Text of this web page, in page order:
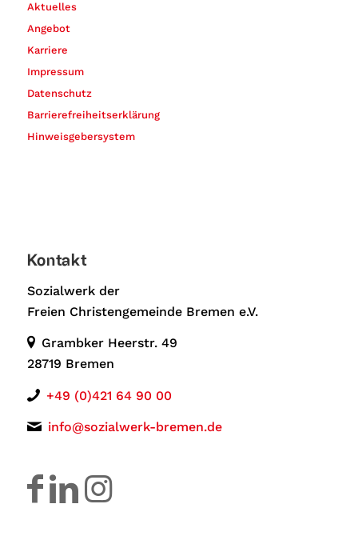
Aktuelles
Angebot
Karriere
Impressum
Datenschutz
Barrierefreiheitserklärung
Hinweisgebersystem
Kontakt
Sozialwerk der
Freien Christengemeinde Bremen e.V.
Grambker Heerstr. 49
28719 Bremen
+49 (0)421 64 90 00
info@sozialwerk-bremen.de